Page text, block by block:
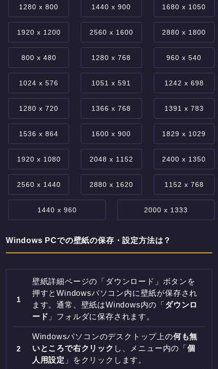
1280 x 800 1440 x 900 1680 x 1050
1920 x 1200 2560 x 1600 2880 x 1800
800 x 480 1280 x 768 960 x 540
1024 x 576 1051 x 591 1242 x 698
1280 x 720 1366 x 768 1391 x 783
1536 x 864 1600 x 900 1829 x 1029
1920 x 1080 2048 x 1152 2400 x 1350
2560 x 1440 2880 x 1620 1152 x 768
1440 x 960 2000 x 1333
Windows PCでの壁紙の保存・設定方法は？
壁紙詳細ページの「ダウンロード」ボタンを
押すとWindowsパソコン内に壁紙が保存され
ます。通常、壁紙はWindows内の「 ダウンロ
ード 」フォルダに保存されます。
Windowsパソコンのデスクトップ上の何も無
いところで右クリック し、メニュー内の「 個
人用設定 」をクリックします。